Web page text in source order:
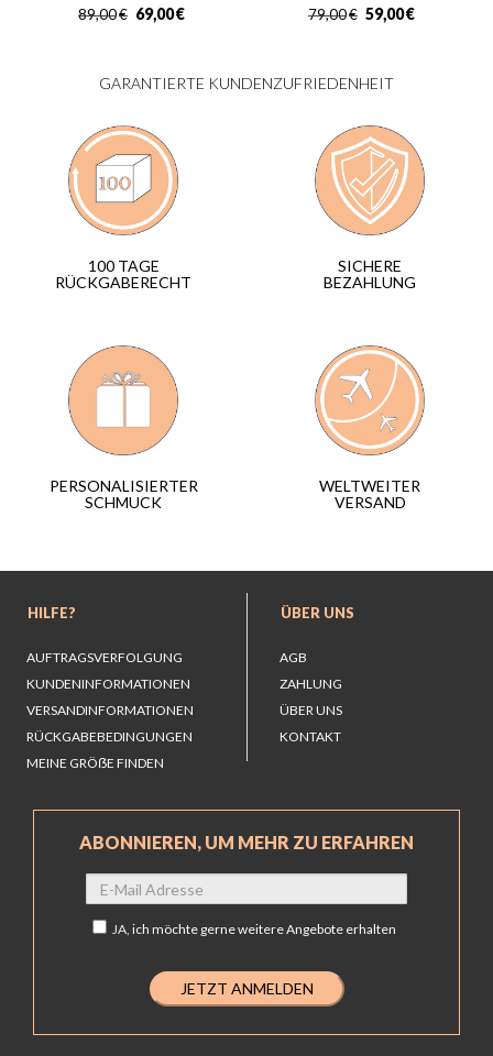
€
89,00 €
69,00 €
79,00 €
59,00
GARANTIERTE KUNDENZUFRIEDENHEIT
100 TAGE
RÜCKGABERECHT
SICHERE
BEZAHLUNG
PERSONALISIERTER
SCHMUCK
WELTWEITER
VERSAND
HILFE?
AUFTRAGSVERFOLGUNG
KUNDENINFORMATIONEN
VERSANDINFORMATIONEN
RÜCKGABEBEDINGUNGEN
MEINE GRÖẞE FINDEN
ÜBER UNS
AGB
ZAHLUNG
ÜBER UNS
KONTAKT
ABONNIEREN, UM MEHR ZU ERFAHREN
JA, ich möchte gerne weitere Angebote erhalten